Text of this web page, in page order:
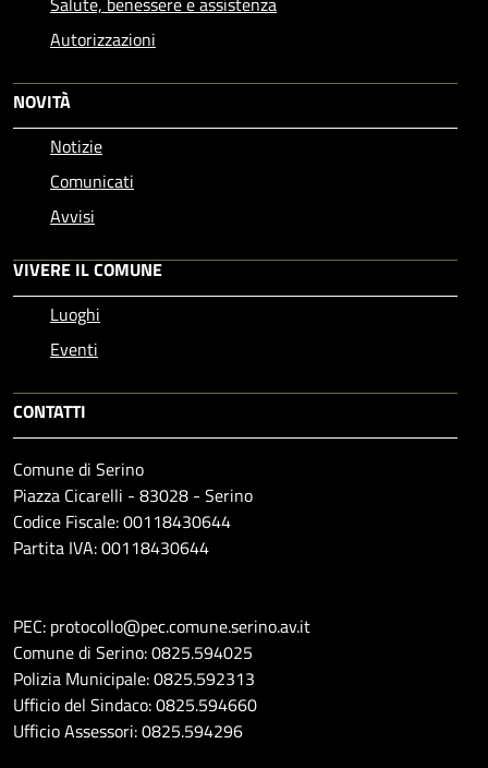
Autorizzazioni
NOVITÀ
Notizie
Comunicati
Avvisi
VIVERE IL COMUNE
Luoghi
Eventi
CONTATTI
Comune di Serino
Piazza Cicarelli - 83028 - Serino
Codice Fiscale: 00118430644
Partita IVA: 00118430644
PEC: protocollo@pec.comune.serino.av.it
Comune di Serino: 0825.594025
Polizia Municipale: 0825.592313
Ufficio del Sindaco: 0825.594660
Ufficio Assessori: 0825.594296